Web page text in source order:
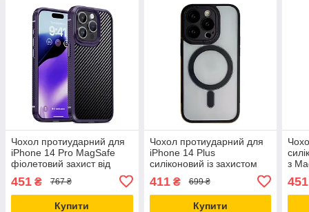
Чохол протиударний для
iPhone 14 Pro MagSafe
фіолетовий захист від
451 ₴ 767 ₴
Купити
Чохол протиударний для
iPhone 14 Plus
силіконовий із захистом
чорний
411₴ 699 ₴
Купити
з
451